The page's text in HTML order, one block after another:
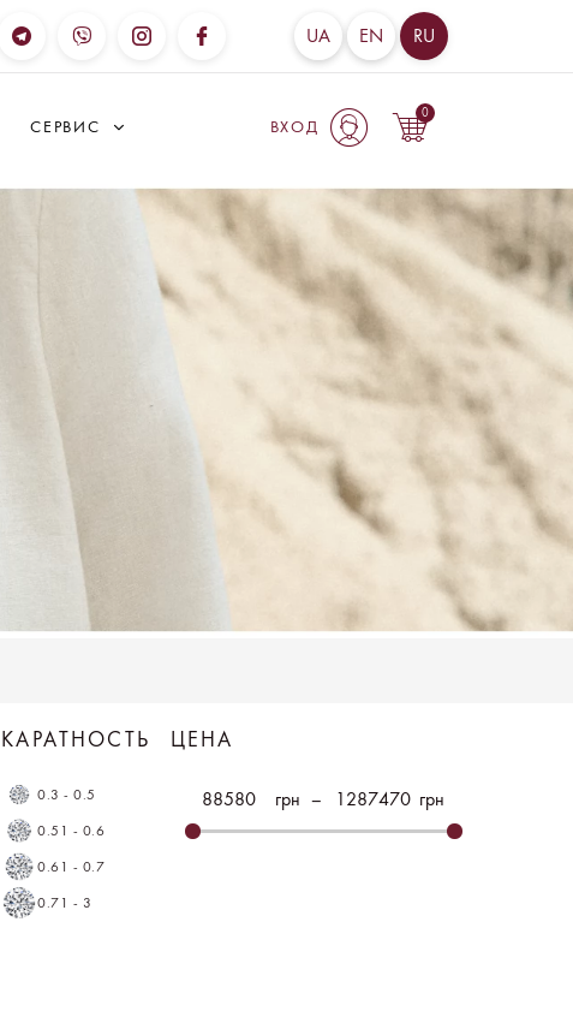
UA EN RU
СЕРВИС ВХОД
0
КАРАТНОСТЬ
0.3 - 0.5
0.51 - 0.6
0.61 - 0.7
0.71 - 3
ЦЕНА
грн – грн